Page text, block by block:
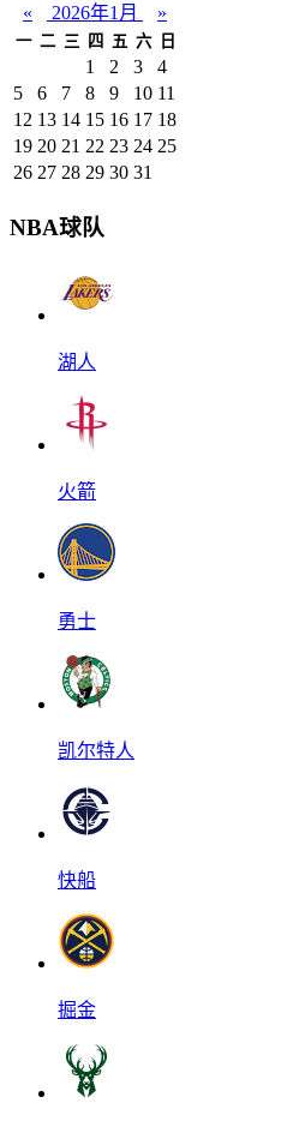
« 2026年1月 »
一 二 三 四 五 六 日
1 2 3
4
5
6 7 8 9 10 11
12 13 14 15 16 17 18
19 20 21 22 23 24 25
26 27 28 29 30 31
NBA球队
湖人
火箭
勇士
凯尔特人
快船
掘金